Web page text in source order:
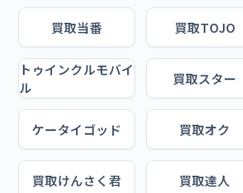
買取当番 買取TOJO
トゥインクルモバイ
ル
買取スター
ケータイゴッド 買取オク
買取けんさく君 買取達人